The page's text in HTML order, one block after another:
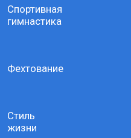
Спортивная
гимнастика
Фехтование
Стиль
жизни